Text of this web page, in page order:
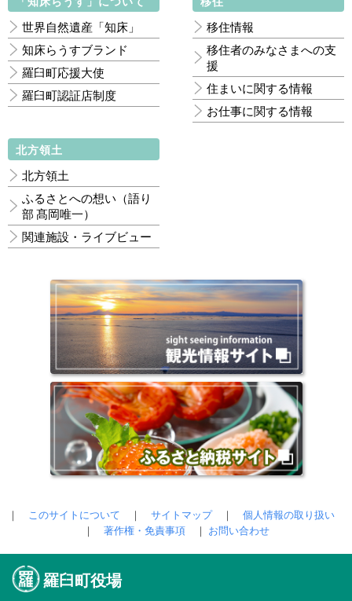
世界自然遺産「知床」
知床らうすブランド
羅臼町応援大使
羅臼町認証店制度
移住情報
移住者のみなさまへの支
援
住まいに関する情報
お仕事に関する情報
北方領土
北方領土
ふるさとへの想い（語り
部 髙岡唯一）
関連施設・ライブビュー
｜ このサイトについて ｜ サイトマップ｜ 個人情報の取り扱い
｜ 著作権・免責事項｜ お問い合わせ
羅臼町役場